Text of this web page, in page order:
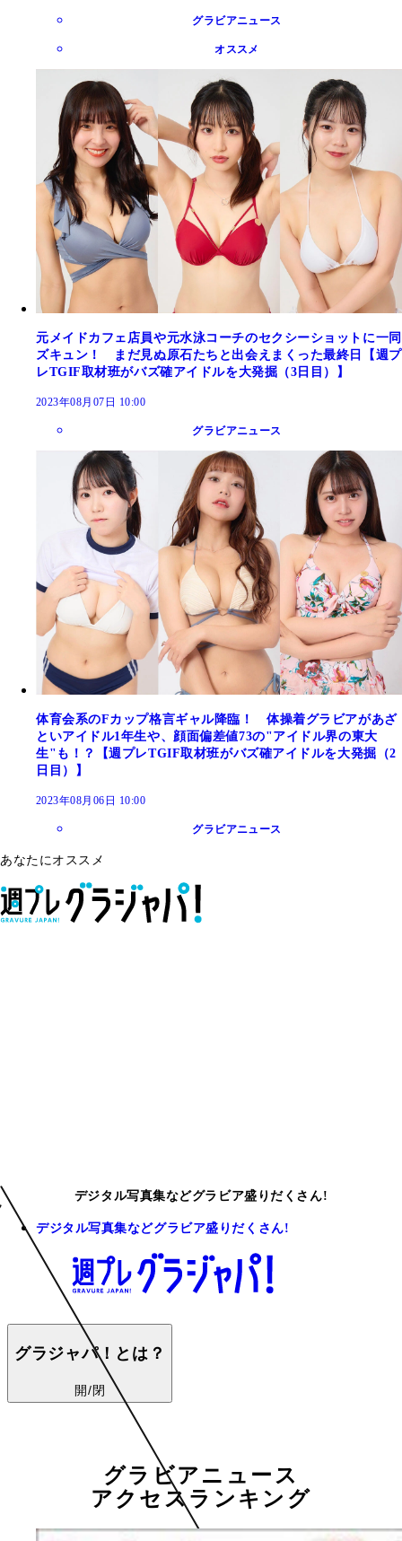
グラビアニュース
オススメ
元メイドカフェ店員や元水泳コーチのセクシーショットに一同
ズキュン！ まだ見ぬ原石たちと出会えまくった最終日【週プ
レTGIF取材班がバズ確アイドルを大発掘（3日目）】
2023年08月07日 10:00
グラビアニュース
体育会系のFカップ格言ギャル降臨！ 体操着グラビアがあざ
といアイドル1年生や、顔面偏差値73の"アイドル界の東大
生"も！？【週プレTGIF取材班がバズ確アイドルを大発掘（2
日目）】
2023年08月06日 10:00
グラビアニュース
あなたにオススメ
デジタル写真集などグラビア盛りだくさん!
デジタル写真集などグラビア盛りだくさん!
グラジャパ！とは？
開/閉
グラビアニュース
アクセスランキング